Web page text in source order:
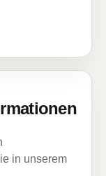
in unserem